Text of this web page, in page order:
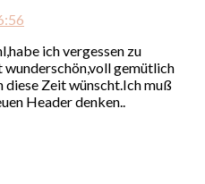
ich vergessen zu
gemütlich
diese Zeit wünscht.Ich muß
Header denken..